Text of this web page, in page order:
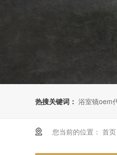
热搜关键词： 浴室镜oem
您当前的位置： 首页